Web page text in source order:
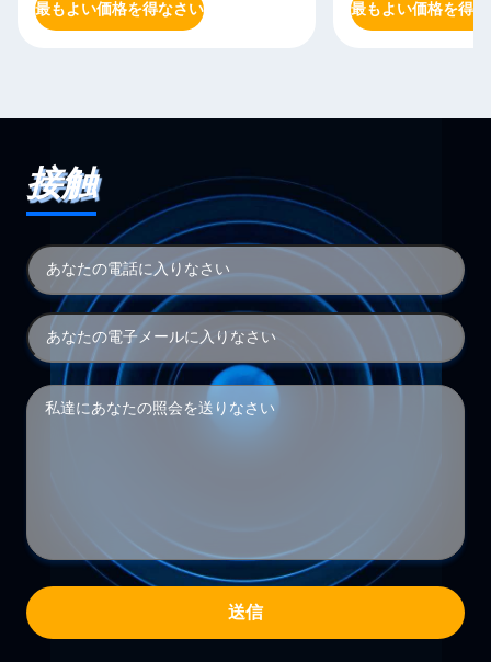
最もよい価格を得なさい 最もよい価格を得
接触
送信